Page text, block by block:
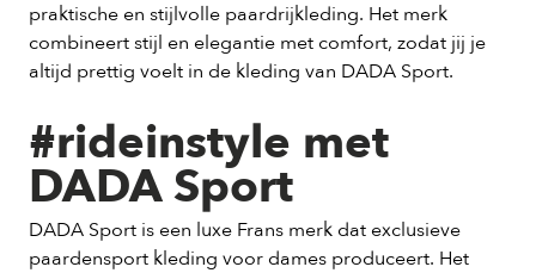
praktische en stijlvolle paardrijkleding. Het merk
combineert stijl en elegantie met comfort, zodat jij je
altijd prettig voelt in de kleding van DADA Sport.
#rideinstyle met
DADA Sport
DADA Sport is een luxe Frans merk dat exclusieve
paardensport kleding voor dames produceert. Het